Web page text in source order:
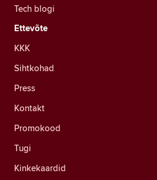
Tech blogi
Ettevõte
KKK
Sihtkohad
Press
Kontakt
Promokood
Tugi
Kinkekaardid